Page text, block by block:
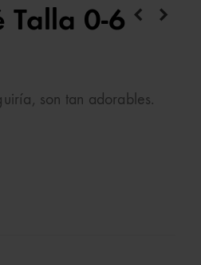
Talla 0-6
son tan adorables.